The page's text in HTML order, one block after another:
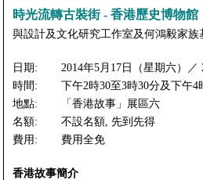
時光流轉古裝街 - 香港歷史博物館
與設計及文化研究工作室及何鴻毅家族
日期:
2014年5月17日（星期六）／
時間:
下午2時30至3時30分及下午4
地點:
「香港故事」展區六
名額:
不設名額, 先到先得
費用:
費用全免
香港故事簡介